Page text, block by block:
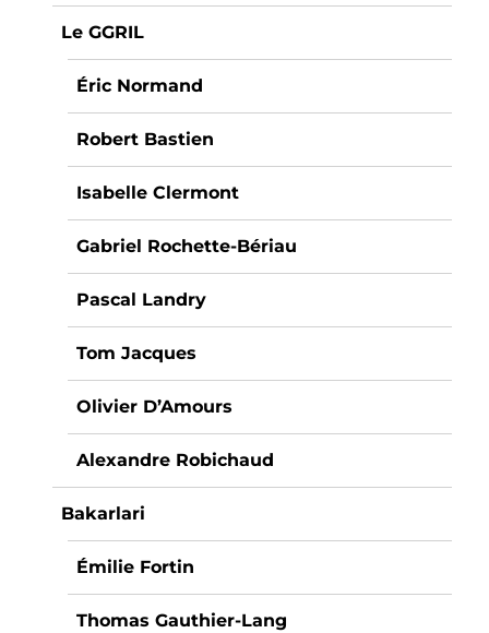
Le GGRIL
Éric Normand
Robert Bastien
Isabelle Clermont
Gabriel Rochette-Bériau
Pascal Landry
Tom Jacques
Olivier D’Amours
Alexandre Robichaud
Bakarlari
Émilie Fortin
Thomas Gauthier-Lang